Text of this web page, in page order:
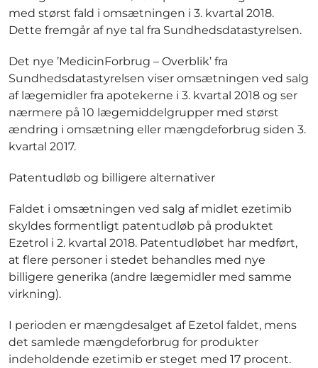
med størst fald i omsætningen i 3. kvartal 2018.
Dette fremgår af nye tal fra Sundhedsdatastyrelsen.
Det nye ’MedicinForbrug – Overblik’ fra
Sundhedsdatastyrelsen viser omsætningen ved salg
af lægemidler fra apotekerne i 3. kvartal 2018 og ser
nærmere på 10 lægemiddelgrupper med størst
ændring i omsætning eller mængdeforbrug siden 3.
kvartal 2017.
Patentudløb og billigere alternativer
Faldet i omsætningen ved salg af midlet ezetimib
skyldes formentligt patentudløb på produktet
Ezetrol i 2. kvartal 2018. Patentudløbet har medført,
at flere personer i stedet behandles med nye
billigere generika (andre lægemidler med samme
virkning).
I perioden er mængdesalget af Ezetol faldet, mens
det samlede mængdeforbrug for produkter
indeholdende ezetimib er steget med 17 procent.